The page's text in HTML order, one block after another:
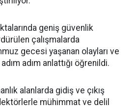
geniş güvenlik
çalışmalarda
gecesi yaşanan olayları ve
adım anlattığı öğrenildi.
alanlarda gidiş ve çıkış
mühimmat ve delil